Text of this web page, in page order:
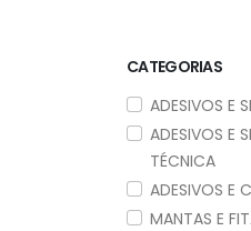
CATEGORIAS
ADESIVOS E
ADESIVOS E
TÉCNICA
ADESIVOS E
MANTAS E